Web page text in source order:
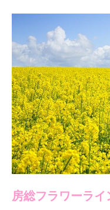
房総フラワーライ